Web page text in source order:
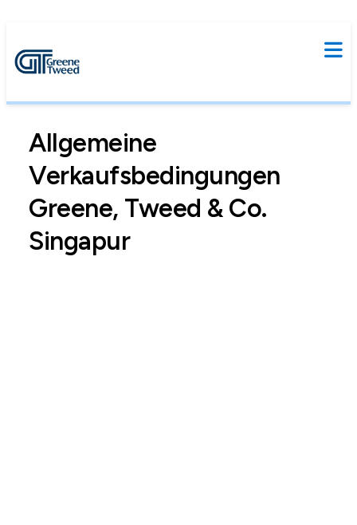
Allgemeine
Verkaufsbedingungen
Greene, Tweed & Co.
Singapur